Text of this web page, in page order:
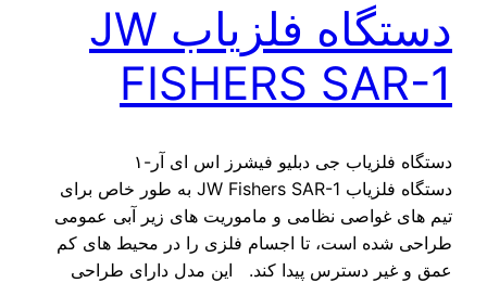
دستگاه فلزیاب JW
FISHERS SAR-1
دستگاه فلزیاب جی دبلیو فیشرز اس ای آر-۱
دستگاه فلزیاب JW Fishers SAR-1 به طور خاص برای
تیم های غواصی نظامی و ماموریت های زیر آبی عمومی
طراحی شده است، تا اجسام فلزی را در محیط های کم
عمق و غیر دسترس پیدا کند. این مدل دارای طراحی